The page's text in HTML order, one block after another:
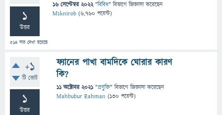
1
উত্তর
514 বার দেখা হয়েছে
16 সেপ্টেম্বর 2022 "বিবিধ" বিভাগে জিজ্ঞাসাকরেছেন
Msknirob (6,760 পয়েন্ট)
+1
টি ভোট
1
উত্তর
ফ্যানের পাখা বামদিকে ঘোরার কারণ
কি?
11 অক্টোবর 2021 "প্রযুক্তি" বিভাগে জিজ্ঞাসাকরেছেন
Mahbubur Rahman (130 পয়েন্ট)